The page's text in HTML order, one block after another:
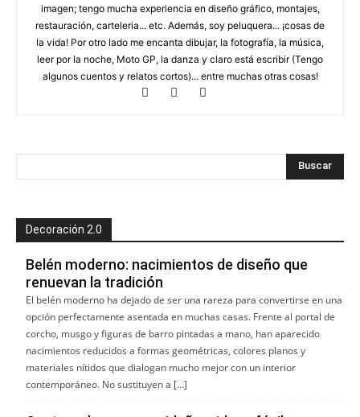
imagen; tengo mucha experiencia en diseño gráfico, montajes,
restauración, carteleria... etc. Además, soy peluquera... ¡cosas de
la vida! Por otro lado me encanta dibujar, la fotografía, la música,
leer por la noche, Moto GP, la danza y claro está escribir (Tengo
algunos cuentos y relatos cortos)... entre muchas otras cosas!
Decoración 2.0
Belén moderno: nacimientos de diseño que
renuevan la tradición
El belén moderno ha dejado de ser una rareza para convertirse en una
opción perfectamente asentada en muchas casas. Frente al portal de
corcho, musgo y figuras de barro pintadas a mano, han aparecido
nacimientos reducidos a formas geométricas, colores planos y
materiales nítidos que dialogan mucho mejor con un interior
contemporáneo. No sustituyen a […]